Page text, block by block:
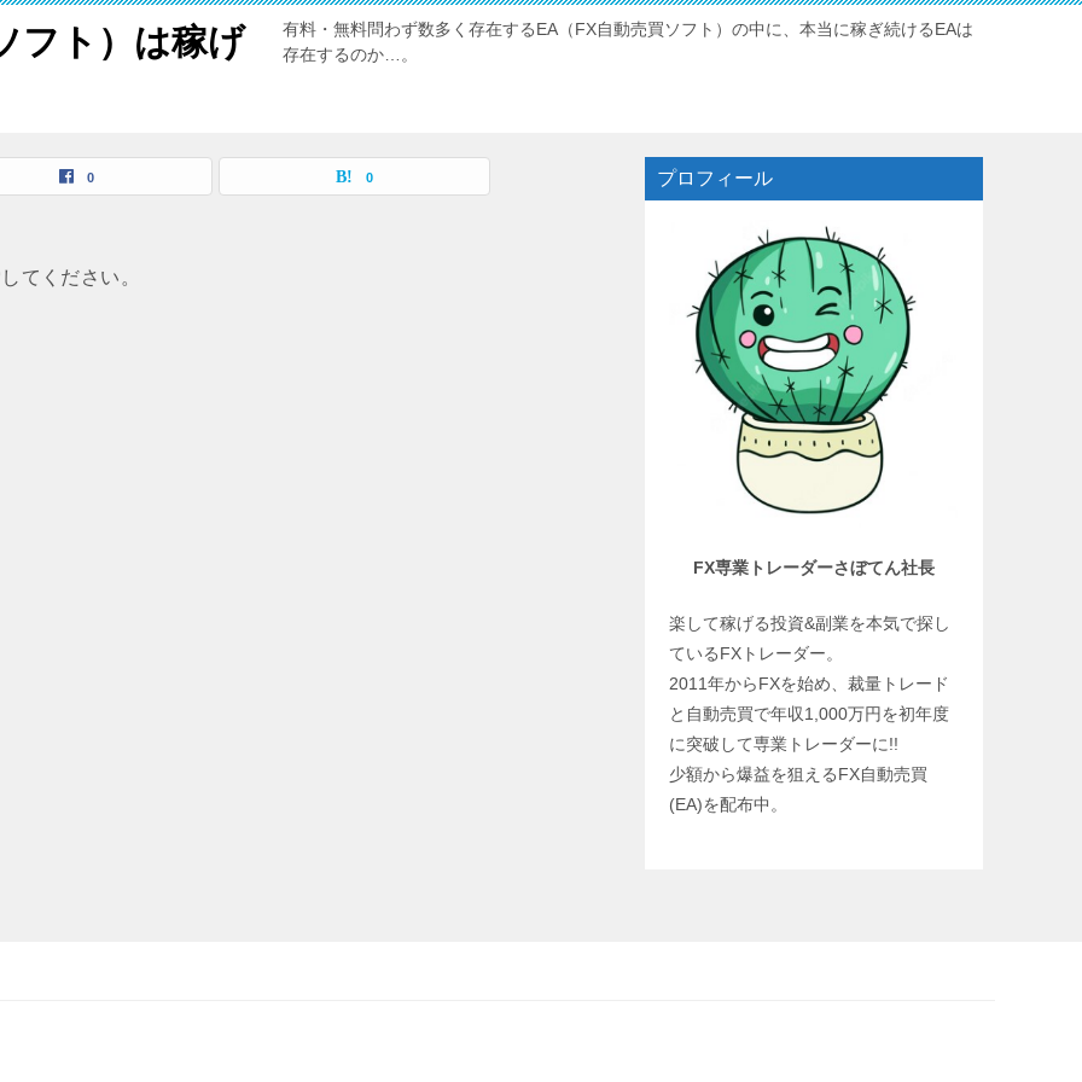
フト）は稼げ
有料・無料問わず数多く存在するEA（FX自動売買ソフト）の中に、本当に稼ぎ続けるEAは
存在するのか…。
0 0
てください。
プロフィール
FX専業トレーダーさぼてん社長
楽して稼げる投資&副業を本気で探し
ているFXトレーダー。
2011年からFXを始め、裁量トレード
と自動売買で年収1,000万円を初年度
に突破して専業トレーダーに!!
少額から爆益を狙えるFX自動売買
(EA)を配布中。